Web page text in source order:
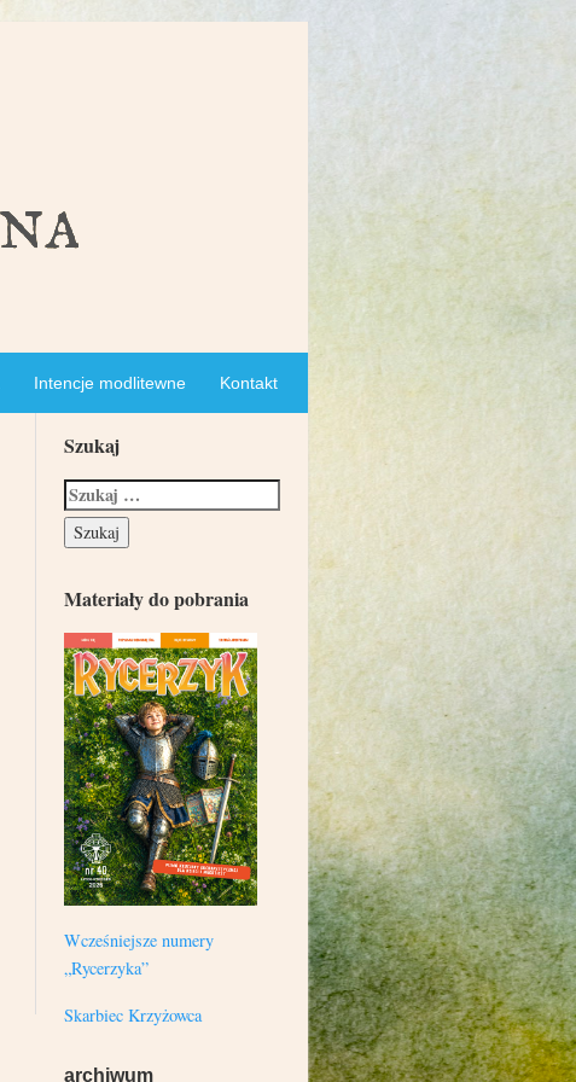
Intencje modlitewne Kontakt
Szukaj
Materiały do pobrania
Wcześniejsze numery
„Rycerzyka”
Skarbiec Krzyżowca
archiwum